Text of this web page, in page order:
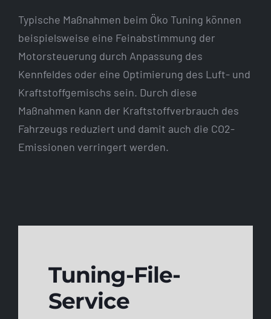
Typische Maßnahmen beim Öko Tuning können
beispielsweise eine Feinabstimmung der
Motorsteuerung durch Anpassung des
Kennfeldes oder eine Optimierung des Luft- und
Kraftstoffgemischs sein. Durch diese
Maßnahmen kann der Kraftstoffverbrauch des
Fahrzeugs reduziert und damit auch die CO2-
Emissionen verringert werden.
Tuning-File-
Service